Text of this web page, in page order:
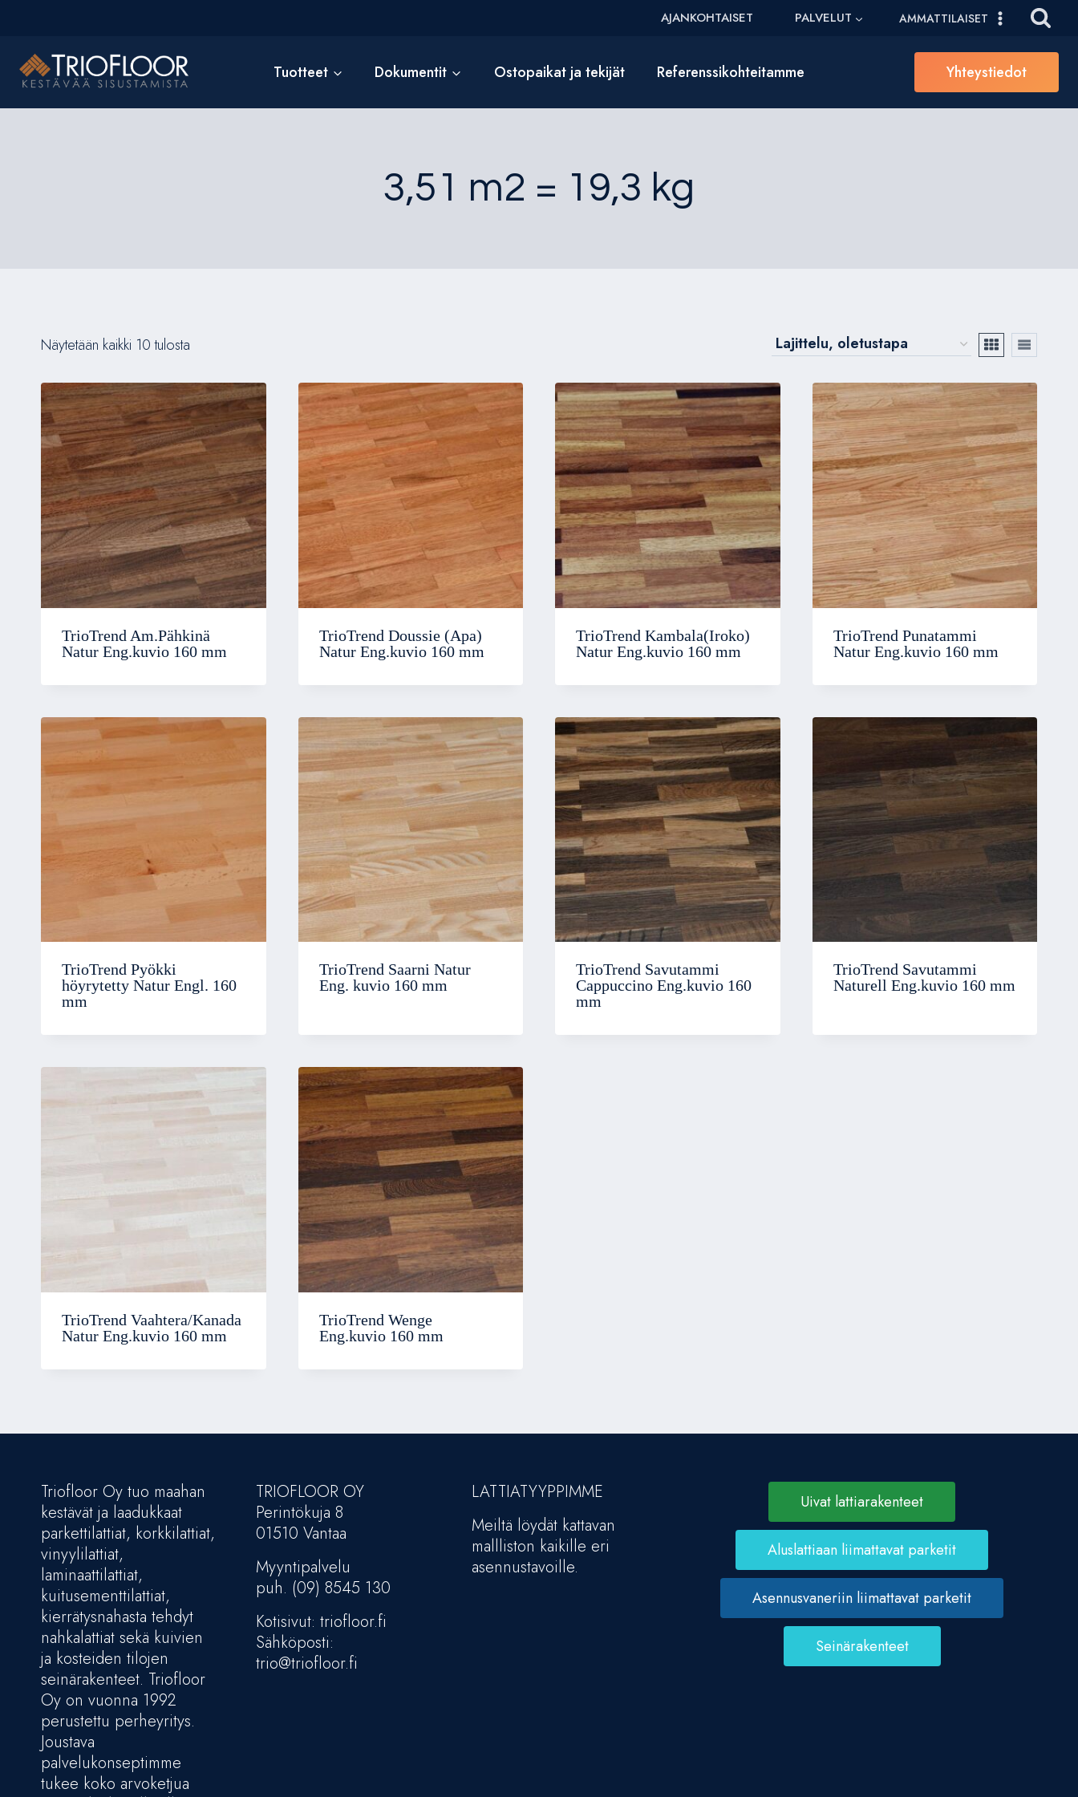
AJANKOHTAISET PALVELUT AMMATTILAISET
Tuotteet Dokumentit Ostopaikat ja tekijät Referenssikohteitamme Yhteystiedot
3,51 m2 = 19,3 kg
Näytetään kaikki 10 tulosta
TrioTrend Am.Pähkinä
Natur Eng.kuvio 160 mm
TrioTrend Doussie (Apa)
Natur Eng.kuvio 160 mm
TrioTrend Kambala(Iroko)
Natur Eng.kuvio 160 mm
TrioTrend Punatammi
Natur Eng.kuvio 160 mm
TrioTrend Pyökki
höyrytetty Natur Engl. 160
mm
TrioTrend Saarni Natur
Eng. kuvio 160 mm
TrioTrend Savutammi
Cappuccino Eng.kuvio 160
mm
TrioTrend Savutammi
Naturell Eng.kuvio 160 mm
TrioTrend Vaahtera/Kanada
Natur Eng.kuvio 160 mm
TrioTrend Wenge
Eng.kuvio 160 mm
Triofloor Oy tuo maahan
kestävät ja laadukkaat
parkettilattiat, korkkilattiat,
vinyylilattiat,
laminaattilattiat,
kuitusementtilattiat,
kierrätysnahasta tehdyt
nahkalattiat sekä kuivien
ja kosteiden tilojen
seinärakenteet. Triofloor
Oy on vuonna 1992
perustettu perheyritys.
Joustava
palvelukonseptimme
tukee koko arvoketjua
TRIOFLOOR OY
Perintökuja 8
01510 Vantaa
Myyntipalvelu
puh. (09) 8545 130
Kotisivut: triofloor.fi
Sähköposti:
trio@triofloor.fi
LATTIATYYPPIMME
Meiltä löydät kattavan
mallliston kaikille eri
asennustavoille.
Uivat lattiarakenteet
Aluslattiaan liimattavat parketit
Asennusvaneriin liimattavat parketit
Seinärakenteet